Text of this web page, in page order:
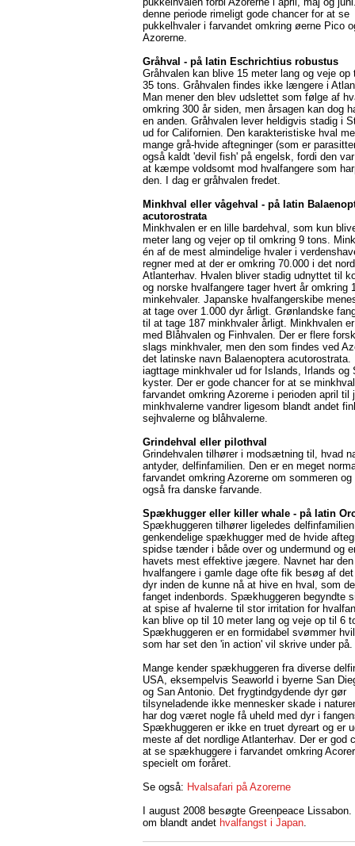
denne periode rimeligt gode chancer for at se
pukkelhvaler i farvandet omkring øerne Pico
Azorerne.
Gråhval - på latin Eschrichtius robustus
Gråhvalen kan blive 15 meter lang og veje op
35 tons. Gråhvalen findes ikke længere i
Man mener den blev udslettet som følge af
omkring 300 år siden, men årsagen kan dog
en anden. Gråhvalen lever heldigvis stadig i
ud for Californien. Den karakteristiske hval
mange grå-hvide aftegninger (som er
også kaldt 'devil fish' på engelsk, fordi den
at kæmpe voldsomt mod hvalfangere som
den. I dag er gråhvalen fredet.
Minkhval eller vågehval - på latin
acutorostrata
Minkhvalen er en lille bardehval, som kun
meter lang og vejer op til omkring 9 tons.
én af de mest almindelige hvaler i
regner med at der er omkring 70.000 i det
Atlanterhav. Hvalen bliver stadig udnyttet til
og norske hvalfangere tager hvert år omkring
minkehvaler. Japanske hvalfangerskibe
at tage over 1.000 dyr årligt. Grønlandske
til at tage 187 minkhvaler årligt. Minkhvalen
med Blåhvalen og Finhvalen. Der er flere
slags minkhvaler, men den som findes ved
det latinske navn Balaenoptera acutorostrata.
iagttage minkhvaler ud for Islands, Irlands og
kyster. Der er gode chancer for at se
farvandet omkring Azorerne i perioden april til
minkhvalerne vandrer ligesom blandt andet
sejhvalerne og blåhvalerne.
Grindehval eller pilothval
Grindehvalen tilhører i modsætning til, hvad
antyder, delfinfamilien. Den er en meget
farvandet omkring Azorerne om sommeren og
også fra danske farvande.
Spækhugger eller killer whale - på latin
Spækhuggeren tilhører ligeledes
genkendelige spækhugger med de hvide
spidse tænder i både over og undermund og
havets mest effektive jægere. Navnet har
hvalfangere i gamle dage ofte fik besøg af
dyr inden de kunne nå at hive en hval, som
fanget indenbords. Spækhuggeren begyndte
at spise af hvalerne til stor irritation for
kan blive op til 10 meter lang og veje op til 6
Spækhuggeren er en formidabel svømmer
som har set den 'in action' vil skrive under på.
Mange kender spækhuggeren fra diverse
USA, eksempelvis Seaworld i byerne San
og San Antonio. Det frygtindgydende dyr gør
tilsyneladende ikke mennesker skade i
har dog været nogle få uheld med dyr i
Spækhuggeren er ikke en truet dyreart og er
meste af det nordlige Atlanterhav. Der er god
at se spækhuggere i farvandet omkring
specielt om foråret.
Se også: Hvalsafari på Azorerne
I august 2008 besøgte Greenpeace
om blandt andet hvalfangst i Japan.